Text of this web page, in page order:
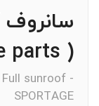
سانروف
( Genuine parts ) - اسپورتيج
sunroof -
SPORTAGE